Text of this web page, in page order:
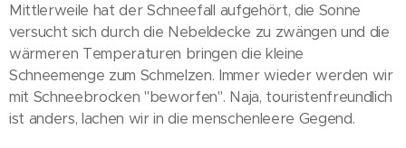
Mittlerweile hat der Schneefall aufgehört, die Sonne
versucht sich durch die Nebeldecke zu zwängen und die
wärmeren Temperaturen bringen die kleine
Schneemenge zum Schmelzen. Immer wieder werden wir
mit Schneebrocken "beworfen". Naja, touristenfreundlich
ist anders, lachen wir in die menschenleere Gegend.